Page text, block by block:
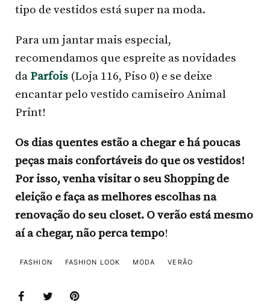
tipo de vestidos está super na moda.
Para um jantar mais especial,
recomendamos que espreite as novidades
da Parfois (Loja 116, Piso 0) e se deixe
encantar pelo vestido camiseiro Animal
Print!
Os dias quentes estão a chegar e há poucas
peças mais confortáveis do que os vestidos!
Por isso, venha visitar o seu Shopping de
eleição e faça as melhores escolhas na
renovação do seu closet. O verão está mesmo
aí a chegar, não perca tempo!
FASHION FASHION LOOK MODA VERÃO